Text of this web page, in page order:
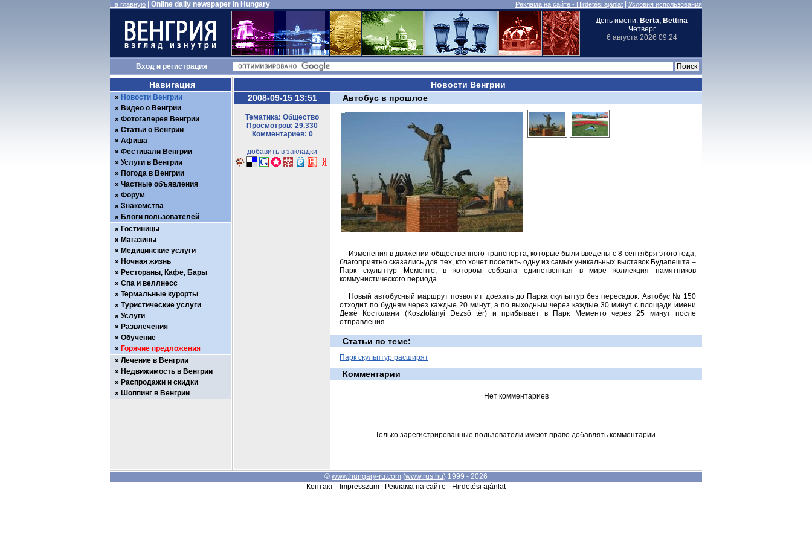
На главную Online daily newspaper in Hungary Реклама на сайте - Hirdetési ajánlat Условия использования
День имени: Berta, Bettina
Четверг
6 августа 2026 09:24
Входи регистрация
Новости Венгрии
2008-09-15 13:51
Тематика: Общество
Просмотров: 29.330
Комментариев: 0
добавить в закладки
Автобус в прошлое
Изменения в движении общественного транспорта, которые были введены с 8 сентября этого года,
благоприятно сказались для тех, кто хочет посетить одну из самых уникальных выставок Будапешта –
Парк скульптур Мементо, в котором собрана единственная в мире коллекция памятников
коммунистического периода.
Новый автобусный маршрут позволит доехать до Парка скульптур без пересадок. Автобус № 150
отходит по будням через каждые 20 минут, а по выходным через каждые 30 минут с площади имени
Дежё Костолани (Kosztolányi Dezső tér) и прибывает в Парк Мементо через 25 минут после
отправления.
Статьи по теме:
Парк скульптур расширят
Комментарии
Нет комментариев
Только зарегистрированные пользователи имеют право добавлять комментарии.
Навигация
Новости Венгрии
Видео о Венгрии
Фотогалерея Венгрии
Статьи о Венгрии
Афиша
Фестивали Венгрии
Услуги в Венгрии
Погода в Венгрии
Частные объявления
Форум
Знакомства
Блоги пользователей
Гостиницы
Магазины
Медицинские услуги
Ночная жизнь
Рестораны, Кафе, Бары
Спа и веллнесс
Термальные курорты
Туристические услуги
Услуги
Развлечения
Обучение
Горячие предложения
Лечение в Венгрии
Недвижимость в Венгрии
Распродажи и скидки
Шоппинг в Венгрии
© www.hungary-ru.com (www.rus.hu) 1999 - 2026
Контакт - Impresszum
Реклама на сайте - Hirdetési ajánlat